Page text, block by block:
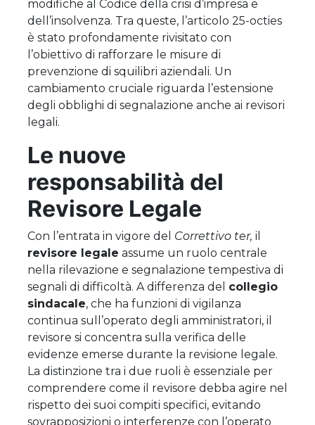
modifiche al Codice della crisi d’impresa e
dell’insolvenza. Tra queste, l’articolo 25-octies
è stato profondamente rivisitato con
l’obiettivo di rafforzare le misure di
prevenzione di squilibri aziendali. Un
cambiamento cruciale riguarda l’estensione
degli obblighi di segnalazione anche ai revisori
legali.
Le nuove
responsabilità del
Revisore Legale
Con l’entrata in vigore del Correttivo ter, il
revisore legale assume un ruolo centrale
nella rilevazione e segnalazione tempestiva di
segnali di difficoltà. A differenza del collegio
sindacale, che ha funzioni di vigilanza
continua sull’operato degli amministratori, il
revisore si concentra sulla verifica delle
evidenze emerse durante la revisione legale.
La distinzione tra i due ruoli è essenziale per
comprendere come il revisore debba agire nel
rispetto dei suoi compiti specifici, evitando
sovrapposizioni o interferenze con l’operato